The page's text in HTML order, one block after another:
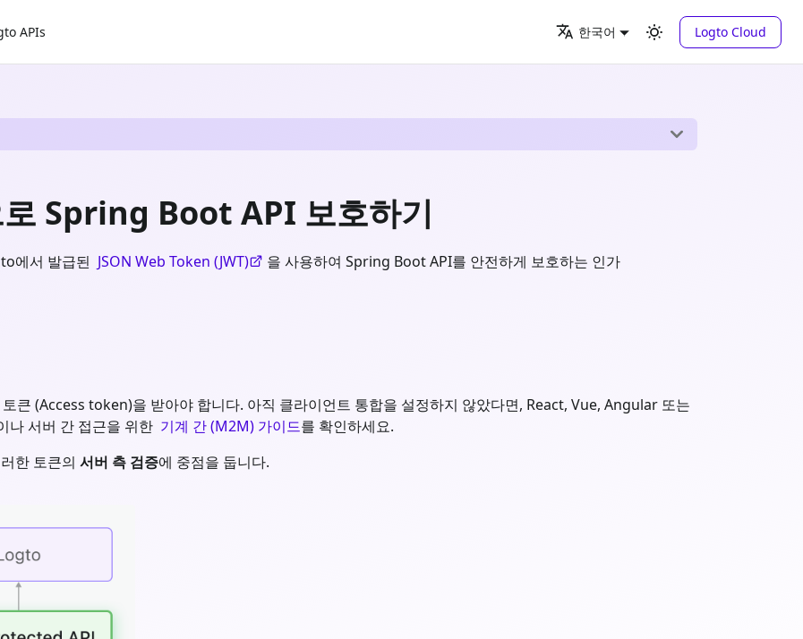
APIs 한국어 Logto Cloud
로 Spring Boot API 보호하기
에서 발급된 JSON Web Token (JWT)
을 사용하여 Spring Boot API를 안전하게 보호하는 인가
큰 (Access token)을 받아야 합니다. 아직 클라이언트 통합을 설정하지 않았다면, React, Vue, Angular 또는
나 서버 간 접근을 위한 기계 간 (M2M) 가이드를 확인하세요.
한 토큰의 서버 측 검증에 중점을 둡니다.